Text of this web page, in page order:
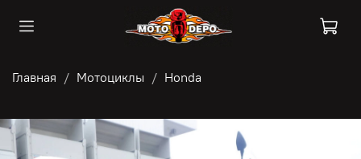
Главная Мотоциклы Honda